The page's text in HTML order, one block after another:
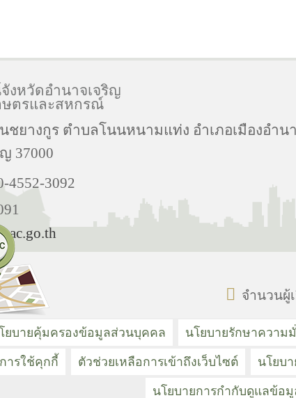
งหวัดอำนาจเจริญ
ษตรและสหกรณ์
ยางกูร ตำบลโนนหนามแท่ง อำเภอเมืองอำน
37000
4552-3092
จำนวนผู้
ยบายคุ้มครองข้อมูลส่วนบุคคล นโยบายรักษาความ
ารใช้คุกกี้ ตัวช่วยเหลือการเข้าถึงเว็บไซต์ นโยบ
นโยบายการกำกับดูแลข้อมู